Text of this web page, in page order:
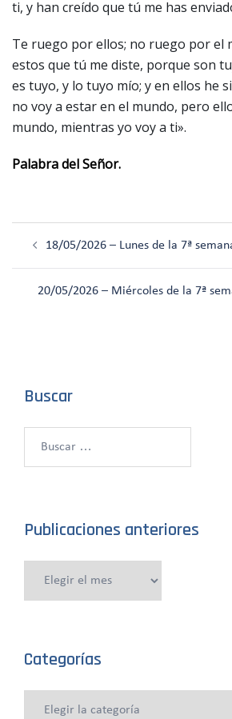
ti, y han creído que tú me has
Te ruego por ellos; no ruego por el
estos que tú me diste, porque son
es tuyo, y lo tuyo mío; y en ellos he
no voy a estar en el mundo, pero
mundo, mientras yo voy a ti».
Palabra del Señor.
18/05/2026 – Lunes de la 7ª
20/05/2026 – Miércoles de la 7ª
Buscar
Publicaciones anteriores
Categorías